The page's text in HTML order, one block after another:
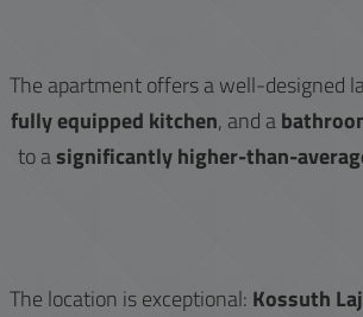
The apartment offers a well-designed
fully equipped kitchen, and a
to asignificantly higher-than-
The location is exceptional: Kossuth